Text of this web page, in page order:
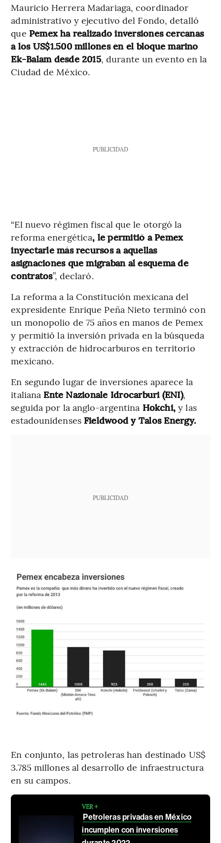
Mauricio Herrera Madariaga, coordinador
administrativo y ejecutivo del Fondo, detalló
que Pemex ha realizado inversiones cercanas
a los US$1.500 millones en el bloque marino
Ek-Balam desde 2015, durante un evento en la
Ciudad de México.
PUBLICIDAD
“El nuevo régimen fiscal que le otorgó la
reforma energética, le permitió a Pemex
inyectarle más recursos a aquellas
asignaciones que migraban al esquema de
contratos”, declaró.
La reforma a la Constitución mexicana del
expresidente Enrique Peña Nieto terminó con
un monopolio de 75 años en manos de Pemex
y permitió la inversión privada en la búsqueda
y extracción de hidrocarburos en territorio
mexicano.
En segundo lugar de inversiones aparece la
italiana Ente Nazionale Idrocarburi (ENI),
seguida por la anglo-argentina Hokchi, y las
estadounidenses Fieldwood y Talos Energy.
PUBLICIDAD
En conjunto, las petroleras han destinado US$
3.785 millones al desarrollo de infraestructura
en su campos.
VER +
Petroleras privadas en México
incumplen con inversiones